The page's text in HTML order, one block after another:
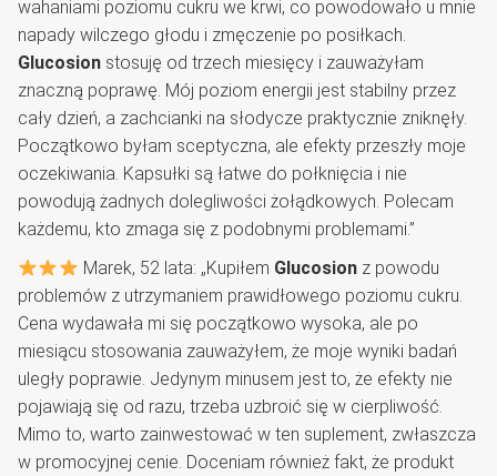
wahaniami poziomu cukru we krwi, co powodowało u mnie
napady wilczego głodu i zmęczenie po posiłkach.
Glucosion stosuję od trzech miesięcy i zauważyłam
znaczną poprawę. Mój poziom energii jest stabilny przez
cały dzień, a zachcianki na słodycze praktycznie zniknęły.
Początkowo byłam sceptyczna, ale efekty przeszły moje
oczekiwania. Kapsułki są łatwe do połknięcia i nie
powodują żadnych dolegliwości żołądkowych. Polecam
każdemu, kto zmaga się z podobnymi problemami.”
Marek, 52 lata: „Kupiłem Glucosionz powodu
problemów z utrzymaniem prawidłowego poziomu cukru.
Cena wydawała mi się początkowo wysoka, ale po
miesiącu stosowania zauważyłem, że moje wyniki badań
uległy poprawie. Jedynym minusem jest to, że efekty nie
pojawiają się od razu, trzeba uzbroić się w cierpliwość.
Mimo to, warto zainwestować w ten suplement, zwłaszcza
w promocyjnej cenie. Doceniam również fakt, że produkt